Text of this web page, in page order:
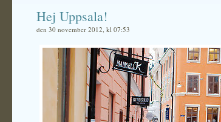
Hej Uppsala!
den 30 november 2012, kl 07:53